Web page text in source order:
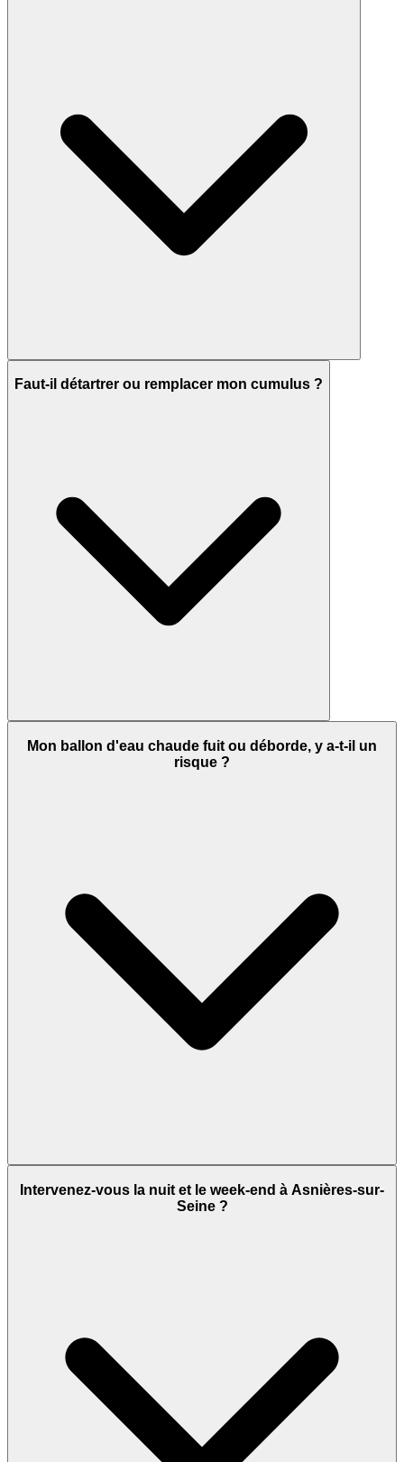
Faut-il détartrer ou remplacer mon cumulus ?
Mon ballon d'eau chaude fuit ou déborde, y a-t-il un
risque ?
Intervenez-vous la nuit et le week-end à Asnières-sur-
Seine ?